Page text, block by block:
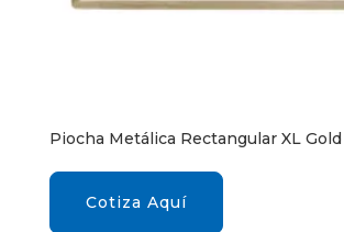
Piocha Metálica Rectangular XL
Cotiza Aquí